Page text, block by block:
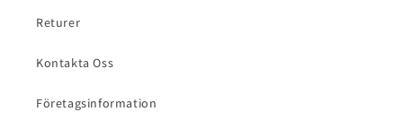
Returer
Kontakta Oss
Företagsinformation